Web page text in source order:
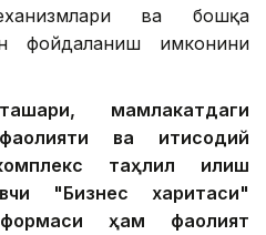
ва бошқа
фойдаланиш имконини
мамлакатдаги
ва иқтисодий
таҳлил қилиш
"Бизнес харитаси"
ҳам фаолият